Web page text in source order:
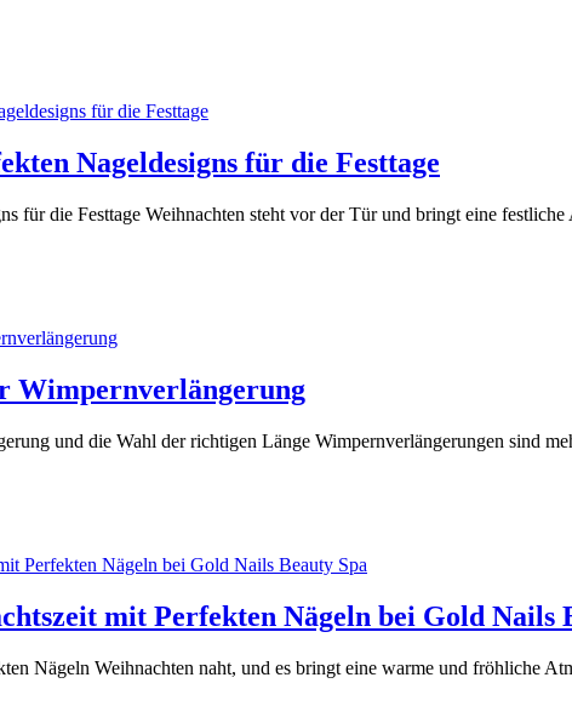
Nageldesigns für die Festtage
für die Festtage Weihnachten steht vor der Tür und bringt eine
Wimpernverlängerung
und die Wahl der richtigen Länge Wimpernverlängerungen sind
mit Perfekten Nägeln bei Gold Nails
Nägeln Weihnachten naht, und es bringt eine warme und fröhliche